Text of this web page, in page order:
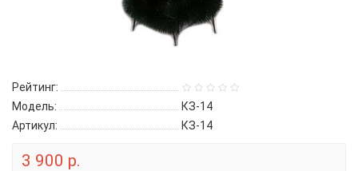
Рейтинг:
Модель:
КЗ-14
Артикул:
КЗ-14
3 900 р.